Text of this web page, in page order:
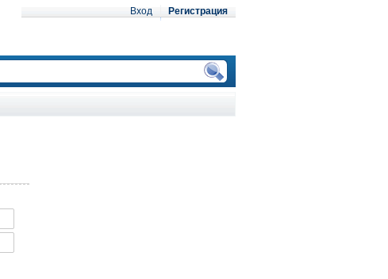
Вход Регистрация